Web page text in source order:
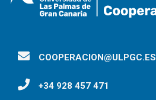
COOPERACION@ULPGC.ES
+34 928 457 471